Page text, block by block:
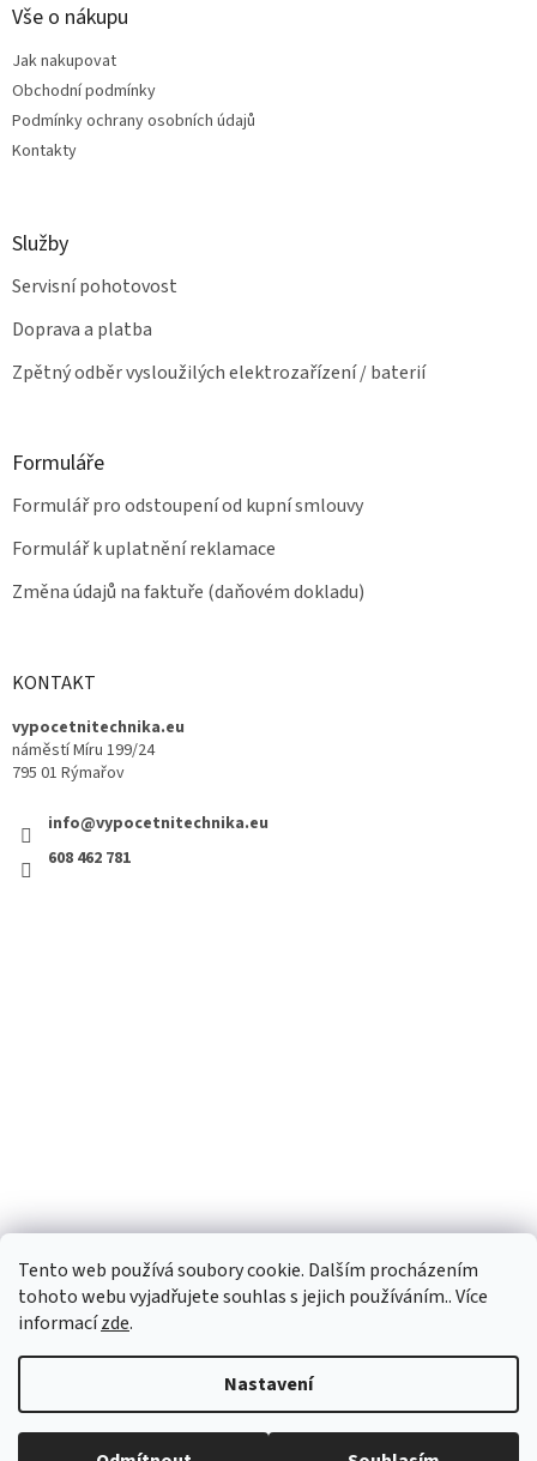
Tento web používá soubory cookie. Dalším procházením
tohoto webu vyjadřujete souhlas s jejich používáním.. Více
informacízde.
Nastavení
Vše o nákupu
Jak nakupovat
Obchodní podmínky
Podmínky ochrany osobních údajů
Kontakty
Služby
Servisní pohotovost
Doprava a platba
Zpětný odběr vysloužilých elektrozařízení / baterií
Formuláře
Formulář pro odstoupení od kupní smlouvy
Formulář k uplatnění reklamace
Změna údajů na faktuře (daňovém dokladu)
KONTAKT
vypocetnitechnika.eu
náměstí Míru 199/24
795 01 Rýmařov
info@vypocetnitechnika.eu
608 462 781
Copyright 2026vypocetnitechnika.eu. Všechna práva vyhrazena.